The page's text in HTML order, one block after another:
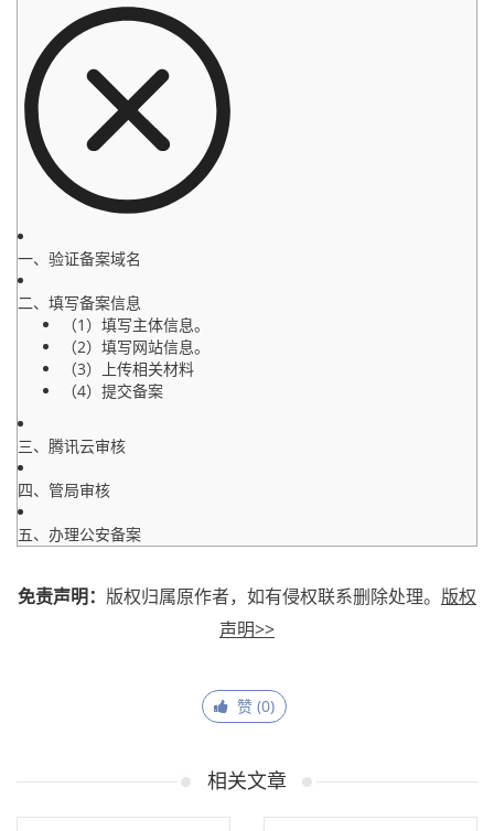
一、验证备案域名
二、填写备案信息
（1）填写主体信息。
（2）填写网站信息。
（3）上传相关材料
（4）提交备案
三、腾讯云审核
四、管局审核
五、办理公安备案
免责声明： 版权归属原作者，如有侵权联系删除处理。 版权
声明>>
赞 (0)
相关文章